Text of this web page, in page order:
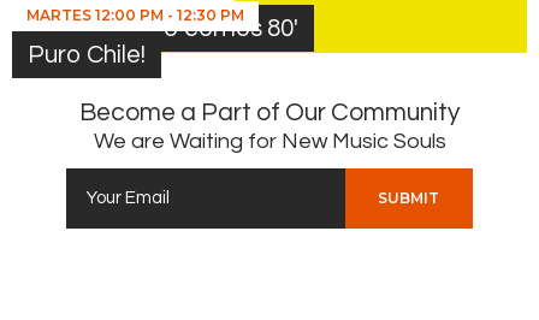
Un encuentro con los 80′
MARTES 12:00 PM - 12:30 PM
Puro Chile!
Become a Part of Our Community
We are Waiting for New Music Souls